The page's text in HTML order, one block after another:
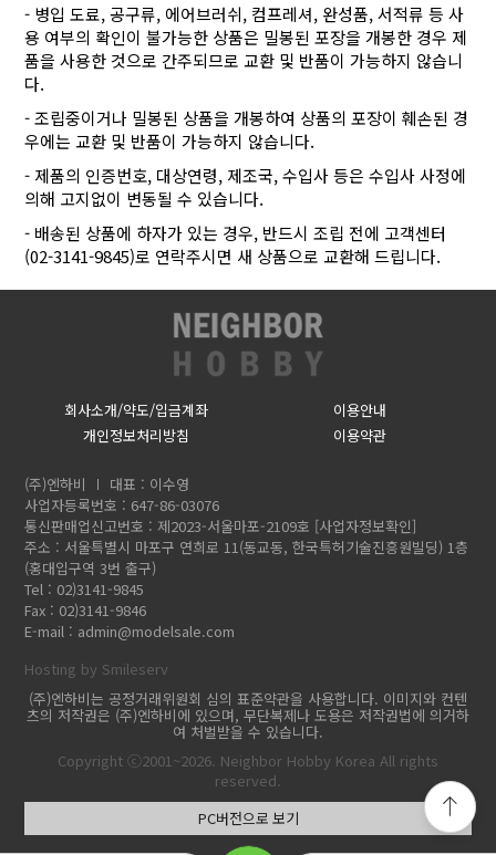
- 병입 도료, 공구류, 에어브러쉬, 컴프레셔, 완성품, 서적류 등 사
용 여부의 확인이 불가능한 상품은 밀봉된 포장을 개봉한 경우 제
품을 사용한 것으로 간주되므로 교환 및 반품이 가능하지 않습니
다.
- 조립중이거나 밀봉된 상품을 개봉하여 상품의 포장이 훼손된 경
우에는 교환 및 반품이 가능하지 않습니다.
- 제품의 인증번호, 대상연령, 제조국, 수입사 등은 수입사 사정에
의해 고지없이 변동될 수 있습니다.
- 배송된 상품에 하자가 있는 경우, 반드시 조립 전에 고객센터
(02-3141-9845)로 연락주시면 새 상품으로 교환해 드립니다.
회사소개/약도/입금계좌
이용안내
개인정보처리방침
이용약관
(주)엔하비
대표 : 이수영
사업자등록번호 : 647-86-03076
통신판매업신고번호 : 제2023-서울마포-2109호 [사업자정보확인]
주소 : 서울특별시 마포구 연희로 11(동교동, 한국특허기술진흥원빌딩) 1층
(홍대입구역 3번 출구)
Tel : 02)3141-9845
Fax : 02)3141-9846
E-mail : admin@modelsale.com
Hosting by Smileserv
(주)엔하비는 공정거래위원회 심의 표준약관을 사용합니다. 이미지와 컨텐
츠의 저작권은 (주)엔하비에 있으며, 무단복제나 도용은 저작권법에 의거하
여 처벌받을 수 있습니다.
Copyright ⓒ2001~2026. Neighbor Hobby Korea All rights
reserved.
PC버전으로 보기